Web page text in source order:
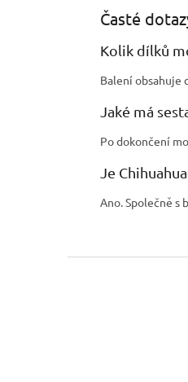
Časté
Kolik dílků
Balení obsahuje
Jaké má
Po dokončení
Je
Ano. Společně s